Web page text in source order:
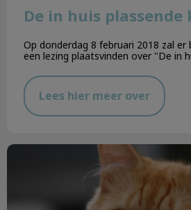
De in huis plassende
Op donderdag 8 februari 2018 zal er
een lezing plaatsvinden over "De in
Lees hier meer over
Links